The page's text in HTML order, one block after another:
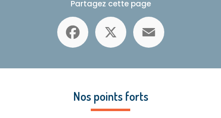
Partagez cette page
Facebook
Nos points forts